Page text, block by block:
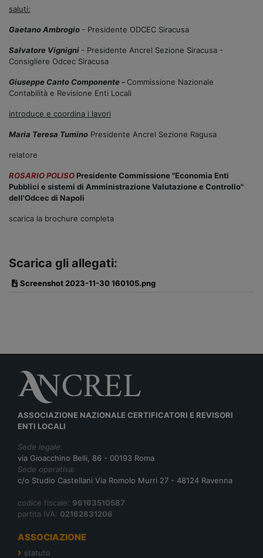
saluti:
Gaetano Ambrogio - Presidente ODCEC Siracusa
Salvatore Vignigni - Presidente Ancrel Sezione Siracusa -
Consigliere Odcec Siracusa
Giuseppe Canto Componente - Commissione Nazionale
Contabilità e Revisione Enti Locali
introduce e coordina i lavori
Maria Teresa Tumino Presidente Ancrel Sezione Ragusa
relatore
ROSARIO POLISO Presidente Commissione "Economia Enti
Pubblici e sistemi di Amministrazione Valutazione e Controllo"
dell'Odcec di Napoli
scarica la brochure completa
Scarica gli allegati:
Screenshot 2023-11-30 160105.png
ASSOCIAZIONE NAZIONALE CERTIFICATORI E REVISORI
ENTI LOCALI
Sede legale:
via Gioacchino Belli, 86 - 00193 Roma
Sede operativa:
c/o Studio Castellani Via Romolo Murri 27 - 48124 Ravenna
codice fiscale: 96163510587
partita IVA: 02162831206
ASSOCIAZIONE
statuto